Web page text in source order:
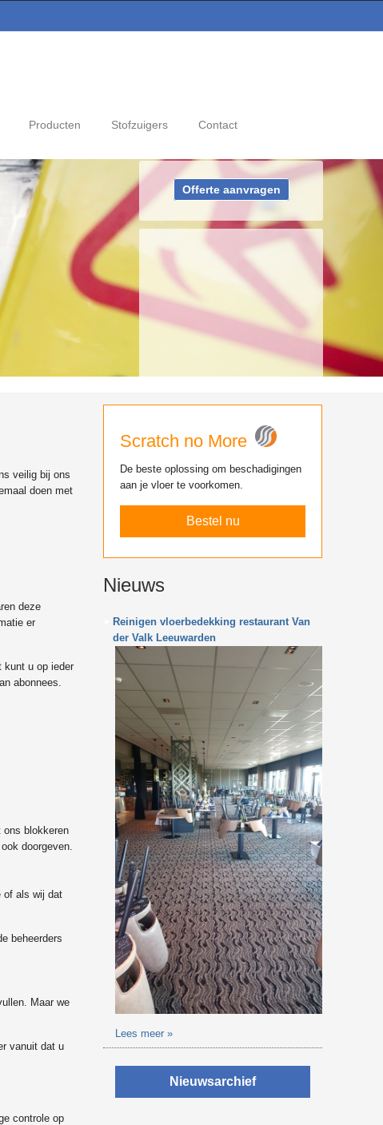
Producten Stofzuigers Contact
Offerte aanvragen
veilig bij ons
doen met
deze
er
kunt u op ieder
abonnees.
ons blokkeren
doorgeven.
of als wij dat
beheerders
Maar we
vanuit dat u
controle op
Scratch no More
De beste oplossing om beschadigingen
aan je vloer te voorkomen.
Bestel nu
Nieuws
Reinigen vloerbedekking restaurant Van
der Valk Leeuwarden
Lees meer »
Nieuwsarchief